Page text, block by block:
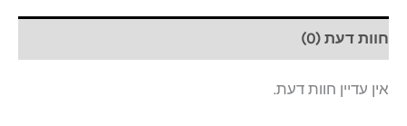
חוות דעת (0)
אין עדיין חוות דעת.